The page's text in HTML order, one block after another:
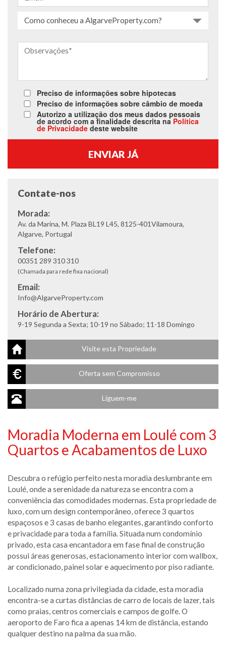
Visite esta Propriedade
Oferta sem Compromisso
Liguem-me
Moradia Moderna em Loulé com 3
Quartos e Acabamentos de Luxo
Descubra o refúgio perfeito nesta moradia deslumbrante em
Loulé, onde a serenidade da natureza se encontra com a
conveniência das comodidades modernas. Esta propriedade de
luxo, com um design contemporâneo, oferece 3 quartos
espaçosos e 3 casas de banho elegantes, garantindo conforto
e privacidade para toda a família. Situada num condomínio
privado, esta casa encantadora em fase final de construção
possui áreas generosas, estacionamento interior com wallbox,
ar condicionado, painel solar e aquecimento por piso radiante.
Localizado numa zona privilegiada da cidade, esta moradia
encontra-se a curtas distâncias de carro de locais de lazer, tais
como praias, centros comerciais e campos de golfe. O
aeroporto de Faro fica a apenas 14 km de distância, estando
qualquer destino na palma da sua mão.
Como conheceu a AlgarveProperty.com?
Preciso de informações sobre hipotecas
Preciso de informações sobre câmbio de moeda
Autorizo a utilização dos meus dados pessoais
de acordo com a finalidade descrita na Política
de Privacidadedeste website
Contate-nos
Morada:
Av. da Marina, M. Plaza BL19 L45, 8125-401Vilamoura,
Algarve, Portugal
Telefone:
00351 289 310 310
(Chamada para rede fixa nacional)
Email:
Info@AlgarveProperty.com
Horário de Abertura:
9-19 Segunda a Sexta; 10-19 no Sábado; 11-18 Domingo